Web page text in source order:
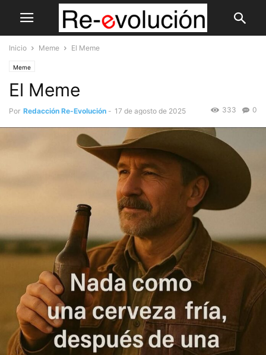
Inicio Meme El Meme
Meme
El Meme
Por Redacción Re-Evolución - 17 de agosto de 2025 0
333